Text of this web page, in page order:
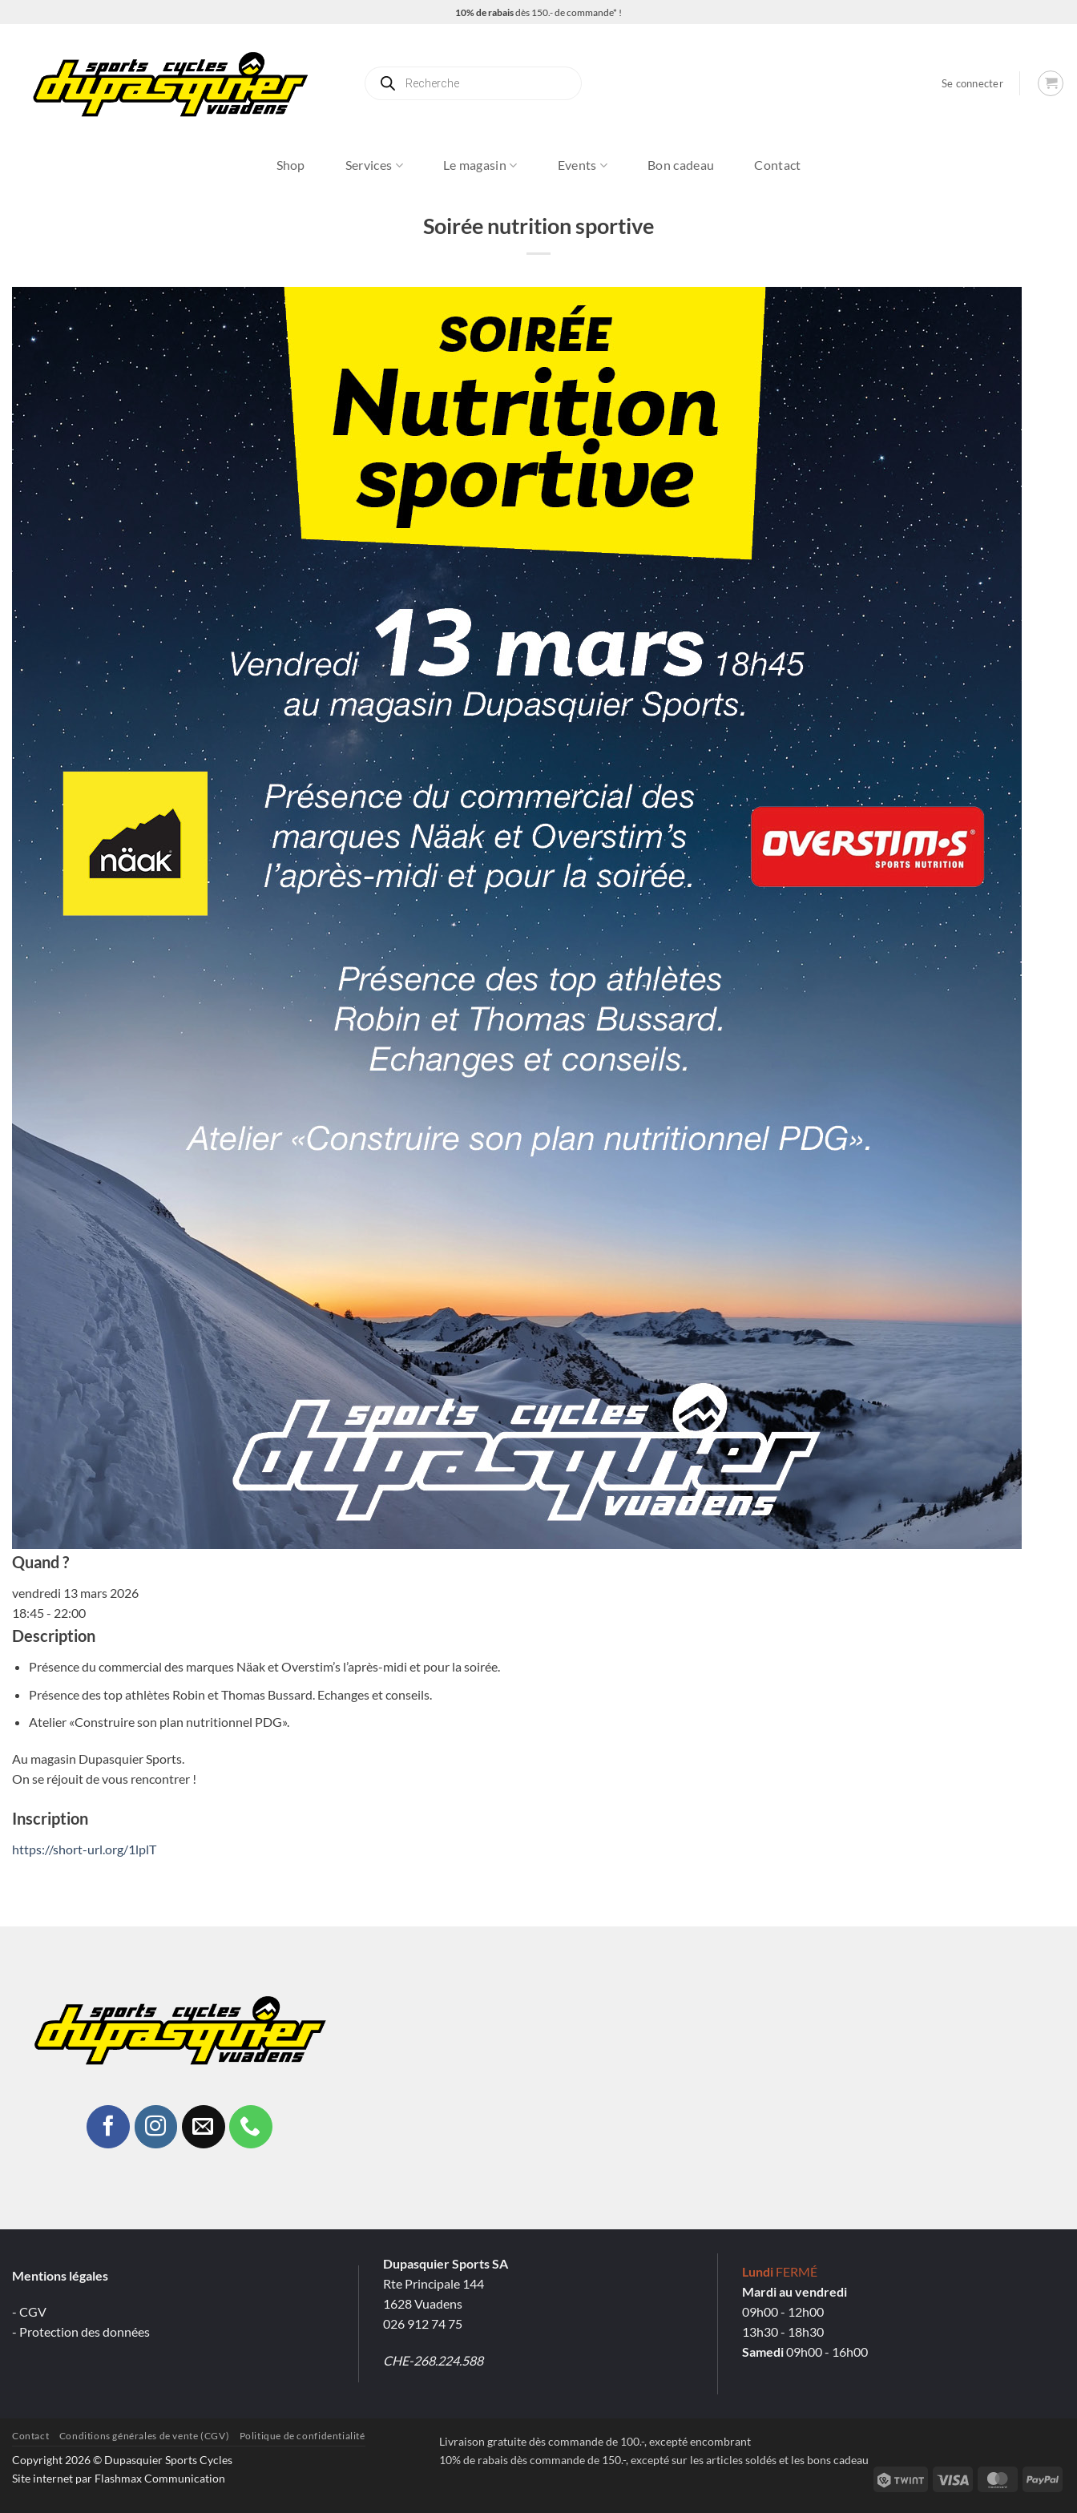
10% de rabaisdès 150.- de commande* !
produits
Se connecter
Shop Services Le magasin Events Bon cadeau Contact
Soirée nutrition sportive
Quand ?
vendredi 13 mars 2026
18:45 - 22:00
Description
Présence du commercial des marques Näak et Overstim’s l’après-midi et pour la soirée.
Présence des top athlètes Robin et Thomas Bussard. Echanges et conseils.
Atelier «Construire son plan nutritionnel PDG».
Au magasin Dupasquier Sports.
On se réjouit de vous rencontrer !
Inscription
https://short-url.org/1lplT
Mentions légales
- CGV
- Protection des données
Dupasquier Sports SA
Rte Principale 144
1628 Vuadens
026 912 74 75
CHE-268.224.588
Lundi FERMÉ
Mardi au vendredi
09h00 - 12h00
13h30 - 18h30
Samedi09h00 - 16h00
Livraison gratuite dès commande de 100.-, excepté encombrant
10% de rabais dès commande de 150.-, excepté sur les articles soldés et les bons cadeau
Twint
Visa MasterCard
Contact Conditions générales de vente (CGV) Politique de confidentialité
Copyright 2026 © Dupasquier Sports Cycles
Site internet par Flashmax Communication